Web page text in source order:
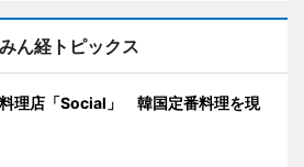
みん経トピックス
理店「Social」 韓国定番料理を現